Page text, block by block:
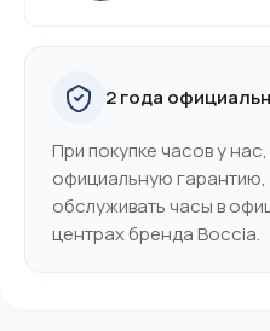
2 года
При покупке часов у
официальную
обслуживать часы в
центрах бренда Boccia.